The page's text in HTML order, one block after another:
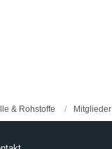
& Rohstoffe Mitglieder